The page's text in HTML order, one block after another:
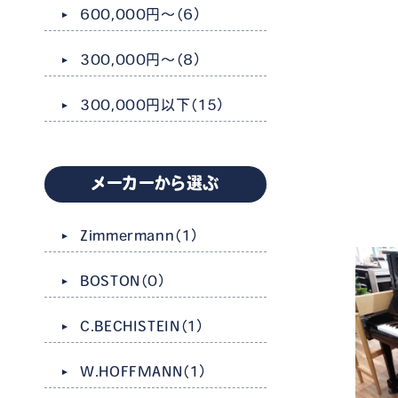
600,000円～ （6）
300,000円～ （8）
300,000円以下（15）
メーカーから選ぶ
Zimmermann（1）
BOSTON （0）
C.BECHISTEIN （1）
W.HOFFMANN（1）